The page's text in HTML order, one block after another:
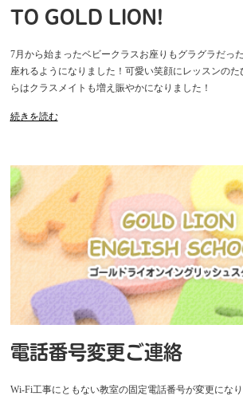
TO GOLD LION!
7月から始まったベビークラスお座りもグラグラだっ
座れるようになりました！可愛い笑顔にレッスンのた
らはクラスメイトも増え賑やかになりました！
続きを読む
電話番号変更ご連絡
Wi-Fi工事にともない教室の固定電話番号が変更にな